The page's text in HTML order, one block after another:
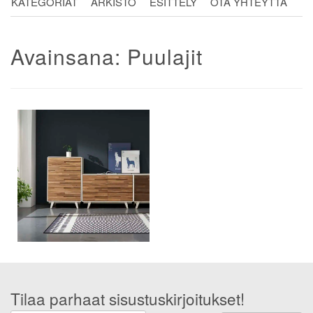
Avainsana: Puulajit
Tilaa parhaat sisustuskirjoitukset!